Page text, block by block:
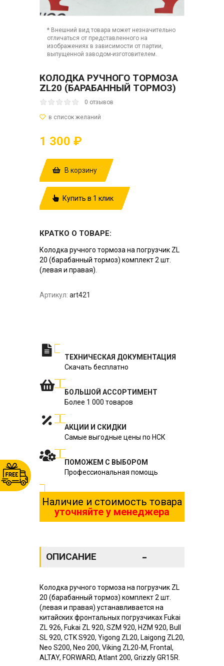
* Внешний вид товара может незначительно
отличаться от представленного на
изображениях в зависимости от партии,
выпущенной заводом-изготовителем.
КОЛОДКА РУЧНОГО ТОРМОЗА
ZL20 (БАРАБАННЫЙ ТОРМОЗ)
0 отзывов
1 300 ₽
В корзину
Купить в 1 клик
КРАТКО О ТОВАРЕ:
Колодка ручного тормоза на погрузчик ZL
20 (барабанный тормоз) комплект 2 шт.
(левая и правая).
Артикул: art421
ТЕХНИЧЕСКАЯ ДОКУМЕНТАЦИЯ
Скачать бесплатно
БОЛЬШОЙ АССОРТИМЕНТ
Более 1 000 товаров
АКЦИИ И СКИДКИ
Самые выгодные цены по НСК
ПОМОЖЕМ С ВЫБОРОМ
Профессиональная помощь
Наличие и стоимость товара
уточняйте у менеджера
ОПИСАНИЕ -
Колодка ручного тормоза на погрузчик ZL
20 (барабанный тормоз) комплект 2 шт.
(левая и правая) устанавливается на
китайских фронтальных погрузчиках Fukai
ZL 926, Fukai ZL 920, SZM 920, HZM 920, Bull
SL 920, CTK S920, Yigong ZL20, Laigong ZL20,
Neo S200, Neo 200, Viking ZL20-M, Frontal,
ALTAY, FORWARD, Atlant 200, Grizzly GR15R.